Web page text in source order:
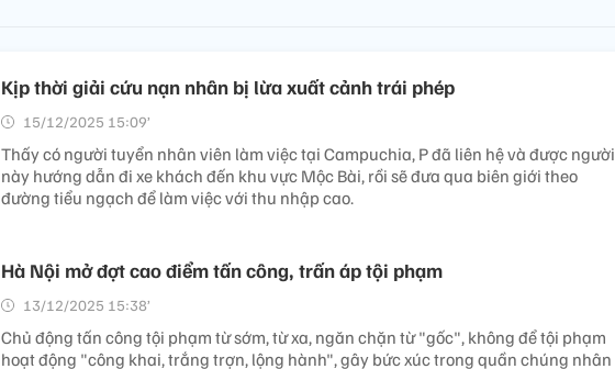
Kịp thời giải cứu nạn nhân bị lừa xuất cảnh trái phép
15/12/2025 15:09’
Thấy có người tuyển nhân viên làm việc tại Campuchia, P đã liên hệ và được người
này hướng dẫn đi xe khách đến khu vực Mộc Bài, rồi sẽ đưa qua biên giới theo
đường tiểu ngạch để làm việc với thu nhập cao.
Hà Nội mở đợt cao điểm tấn công, trấn áp tội phạm
13/12/2025 15:38’
Chủ động tấn công tội phạm từ sớm, từ xa, ngăn chặn từ "gốc", không để tội phạm
hoạt động "công khai, trắng trợn, lộng hành", gây bức xúc trong quần chúng nhân